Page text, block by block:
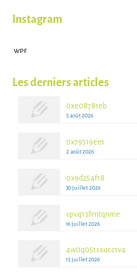
Instagram
WPF
Les derniers articles
0xe08781eb
5 août 2026
0x79519ee1
2 août 2026
0x9d25af18
30 juillet 2026
vpvq13llmtqnme
16 juillet 2026
4w0q051sxucc1v4
15 juillet 2026